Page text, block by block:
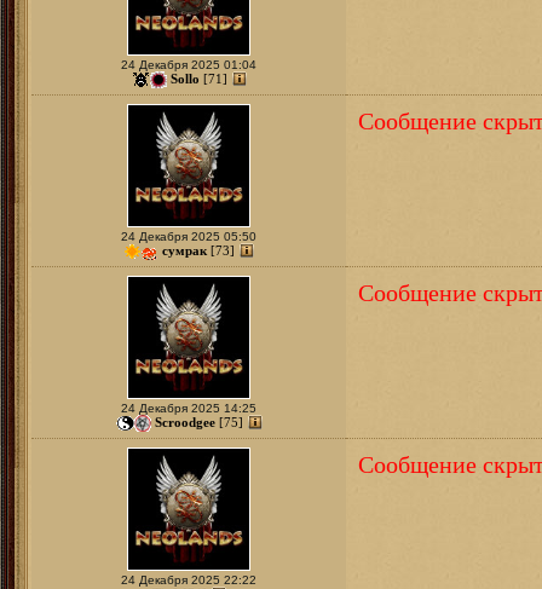
24 Декабря 2025 01:04
Sollo [71]
24 Декабря 2025 05:50
сумрак [73]
Сообщение
24 Декабря 2025 14:25
Scroodgee [75]
Сообщение
24 Декабря 2025 22:22
Сообщение